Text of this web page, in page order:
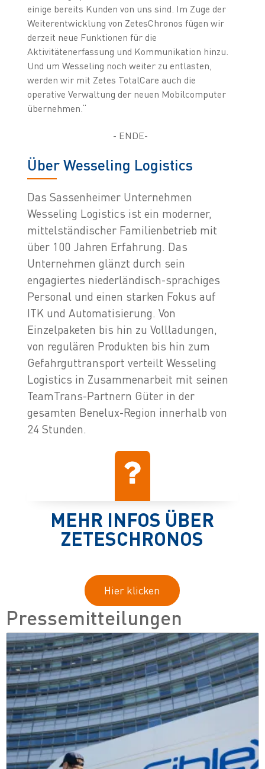
einige bereits Kunden von uns sind. Im Zuge der
Weiterentwicklung von ZetesChronos fügen wir
derzeit neue Funktionen für die
Aktivitätenerfassung und Kommunikation hinzu.
Und um Wesseling noch weiter zu entlasten,
werden wir mit Zetes TotalCare auch die
operative Verwaltung der neuen Mobilcomputer
übernehmen.“
- ENDE-
Über Wesseling Logistics
Das Sassenheimer Unternehmen
Wesseling Logistics ist ein moderner,
mittelständischer Familienbetrieb mit
über 100 Jahren Erfahrung. Das
Unternehmen glänzt durch sein
engagiertes niederländisch-sprachiges
Personal und einen starken Fokus auf
ITK und Automatisierung. Von
Einzelpaketen bis hin zu Vollladungen,
von regulären Produkten bis hin zum
Gefahrguttransport verteilt Wesseling
Logistics in Zusammenarbeit mit seinen
TeamTrans-Partnern Güter in der
gesamten Benelux-Region innerhalb von
24 Stunden.
MEHR INFOS ÜBER
ZETESCHRONOS
Hier klicken
Pressemitteilungen